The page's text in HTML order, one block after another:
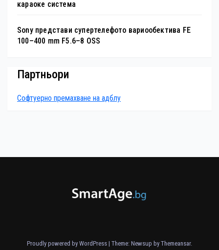
караоке система
Sony представи супертелефото вариообектива FE
100–400 mm F5.6–8 OSS
Партньори
Софтуерно премахване на адблу
Proudly powered by WordPress | Theme: Newsup by Themeansar.